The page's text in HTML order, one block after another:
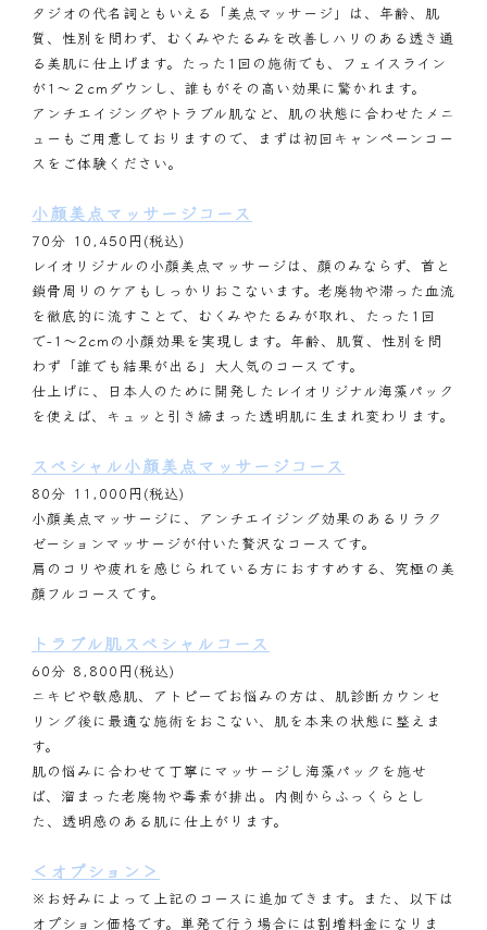
タジオの代名詞ともいえる「美点マッサージ」は、年齢、肌
質、性別を問わず、むくみやたるみを改善しハリのある透き通
る美肌に仕上げます。たった1回の施術でも、フェイスライン
が1～２cmダウンし、誰もがその高い効果に驚かれます。
アンチエイジングやトラブル肌など、肌の状態に合わせたメニ
ューもご用意しておりますので、まずは初回キャンペーンコー
スをご体験ください。
小顔美点マッサージコース
70分 10,450円(税込)
レイオリジナルの小顔美点マッサージは、顔のみならず、首と
鎖骨周りのケアもしっかりおこないます。老廃物や滞った血流
を徹底的に流すことで、むくみやたるみが取れ、たった1回
で-1～2cmの小顔効果を実現します。年齢、肌質、性別を問
わず「誰でも結果が出る」大人気のコースです。
仕上げに、日本人のために開発したレイオリジナル海藻パック
を使えば、キュッと引き締まった透明肌に生まれ変わります。
スペシャル小顔美点マッサージコース
80分 11,000円(税込)
小顔美点マッサージに、アンチエイジング効果のあるリラク
ゼーションマッサージが付いた贅沢なコースです。
肩のコリや疲れを感じられている方におすすめする、究極の美
顔フルコースです。
トラブル肌スペシャルコース
60分 8,800円(税込)
ニキビや敏感肌、アトピーでお悩みの方は、肌診断カウンセ
リング後に最適な施術をおこない、肌を本来の状態に整えま
す。
肌の悩みに合わせて丁寧にマッサージし海藻パックを施せ
ば、溜まった老廃物や毒素が排出。内側からふっくらとし
た、透明感のある肌に仕上がります。
＜オプション＞
※お好みによって上記のコースに追加できます。また、以下は
オプション価格です。単発で行う場合には割増料金になりま